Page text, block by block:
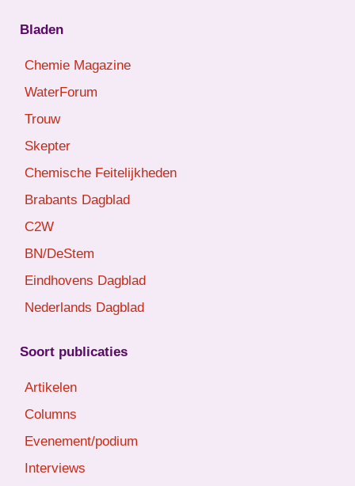
Bladen
Chemie Magazine
WaterForum
Trouw
Skepter
Chemische Feitelijkheden
Brabants Dagblad
C2W
BN/DeStem
Eindhovens Dagblad
Nederlands Dagblad
Soort publicaties
Artikelen
Columns
Evenement/podium
Interviews